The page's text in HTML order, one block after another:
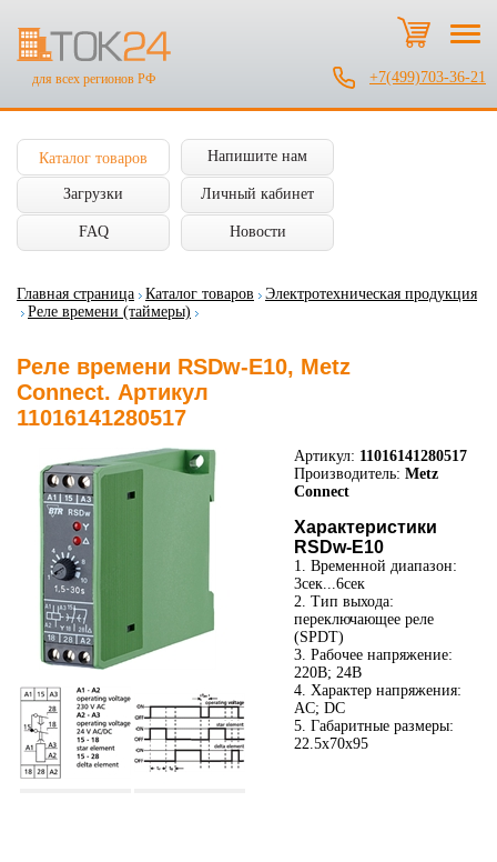
для всех регионов РФ +7(499)703-36-21
Каталог товаров Напишите нам
Загрузки Личный кабинет
FAQ Новости
Главная страница Каталог товаров
Электротехническая продукция
Реле времени (таймеры)
Реле времени RSDw-E10, Metz
Connect. Артикул
11016141280517
Артикул: 11016141280517
Производитель: Metz
Connect
Характеристики
RSDw-E10
1. Временной диапазон:
3сек...6сек
2. Тип выхода:
переключающее реле
(SPDT)
3. Рабочее напряжение:
220В; 24В
4. Характер напряжения:
AC; DC
5. Габаритные размеры:
22.5x70x95